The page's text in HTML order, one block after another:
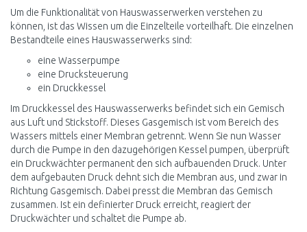
Um die Funktionalität von Hauswasserwerken verstehen zu
können, ist das Wissen um die Einzelteile vorteilhaft. Die einzelnen
Bestandteile eines Hauswasserwerks sind:
eine Wasserpumpe
eine Drucksteuerung
ein Druckkessel
Im Druckkessel des Hauswasserwerks befindet sich ein Gemisch
aus Luft und Stickstoff. Dieses Gasgemisch ist vom Bereich des
Wassers mittels einer Membran getrennt. Wenn Sie nun Wasser
durch die Pumpe in den dazugehörigen Kessel pumpen, überprüft
ein Druckwächter permanent den sich aufbauenden Druck. Unter
dem aufgebauten Druck dehnt sich die Membran aus, und zwar in
Richtung Gasgemisch. Dabei presst die Membran das Gemisch
zusammen. Ist ein definierter Druck erreicht, reagiert der
Druckwächter und schaltet die Pumpe ab.